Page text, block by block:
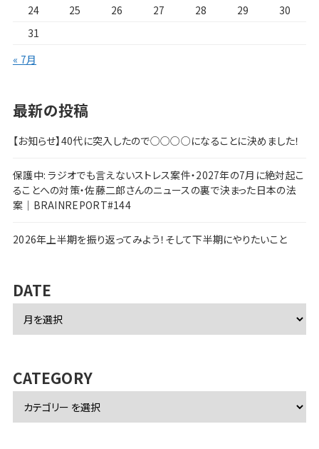
24
25 26 27 28 29
30
31
« 7月
最新の投稿
【お知らせ】40代に突入したので○○○○になることに決めました！
保護中: ラジオでも言えないストレス案件・2027年の7月に絶対起こ
ることへの対策・佐藤二郎さんのニュースの裏で決まった日本の法
案｜BRAINREPORT#144
2026年上半期を振り返ってみよう！そして下半期にやりたいこと
DATE
ブ
CATEGORY